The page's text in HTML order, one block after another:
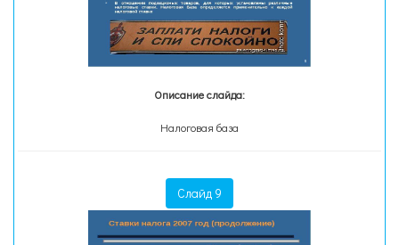
Описание слайда:
Налоговая база
Слайд 9